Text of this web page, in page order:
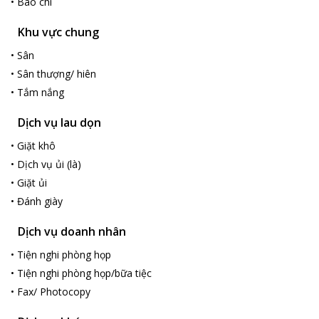
Chợ Đông Ba và Tử Cấm Thành đều cách ÊMM Hotel Hue 2 km
Sân bay Quốc tế Phú Bài, cách nơi nghỉ 15 km.
Các cặp đôi đặc biệt thích địa điểm này — họ cho điểm 8 cho kỳ
nghỉ dành cho 2 người.
Khu vực chung
• Sân
• Sân thượng/ hiên
• Tắm nắng
Dịch vụ lau dọn
• Giặt khô
• Dịch vụ ủi (là)
• Giặt ủi
• Đánh giày
Dịch vụ doanh nhân
• Tiện nghi phòng họp
• Tiện nghi phòng họp/bữa tiệc
• Fax/ Photocopy